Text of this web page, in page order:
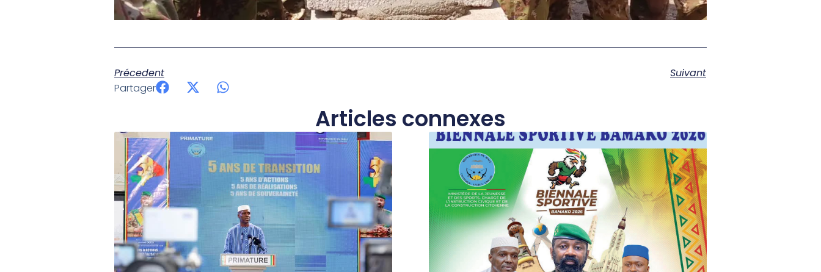
Précedent
Suivant
Partager
Articles connexes